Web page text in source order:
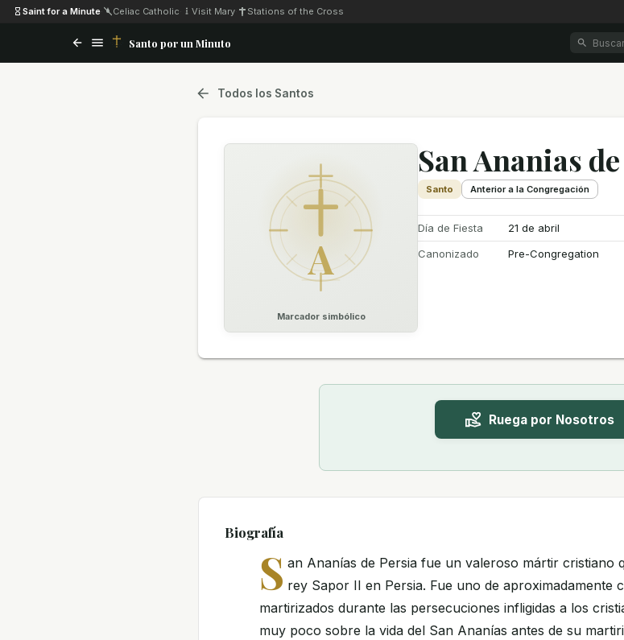
Saint for a Minute Celiac Catholic Visit Mary Stations of the Cross
Santo por un Minuto
Todos los Santos
A
Marcador simbólico
San Ananias
Santo Anterior a la Congregación
Día de Fiesta
21 de abril
Canonizado
Pre-Congregation
Ruega por Nosotros
Biografía
S an Ananías de Persia fue un valeroso mártir cristiano
rey Sapor II en Persia. Fue uno de aproximadamente
martirizados durante las persecuciones infligidas a los
muy poco sobre la vida del San Ananías antes de su